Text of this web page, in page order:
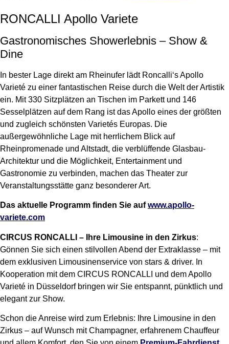
RONCALLI Apollo Variete
Gastronomisches Showerlebnis – Show &
Dine
In bester Lage direkt am Rheinufer lädt Roncalli‘s Apollo
Varieté zu einer fantastischen Reise durch die Welt der Artistik
ein. Mit 330 Sitzplätzen an Tischen im Parkett und 146
Sesselplätzen auf dem Rang ist das Apollo eines der größten
und zugleich schönsten Varietés Europas. Die
außergewöhnliche Lage mit herrlichem Blick auf
Rheinpromenade und Altstadt, die verblüffende Glasbau-
Architektur und die Möglichkeit, Entertainment und
Gastronomie zu verbinden, machen das Theater zur
Veranstaltungsstätte ganz besonderer Art.
Das aktuelle Programm finden Sie aufwww.apollo-
variete.com
CIRCUS RONCALLI – Ihre Limousine in den Zirkus:
Gönnen Sie sich einen stilvollen Abend der Extraklasse – mit
dem exklusiven Limousinenservice von stars & driver. In
Kooperation mit dem CIRCUS RONCALLI und dem Apollo
Varieté in Düsseldorf bringen wir Sie entspannt, pünktlich und
elegant zur Show.
Schon die Anreise wird zum Erlebnis: Ihre Limousine in den
Zirkus – auf Wunsch mit Champagner, erfahrenem Chauffeur